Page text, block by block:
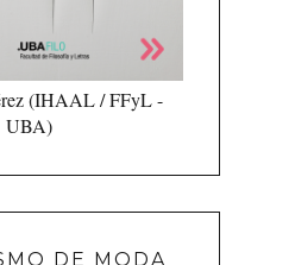
(IHAAL / FFyL -
UBA)
DE MODA